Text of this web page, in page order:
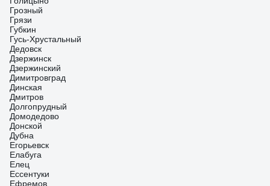
Грозный
Грязи
Губкин
Гусь-Хрустальный
Дедовск
Дзержинск
Дзержинский
Димитровград
Динская
Дмитров
Долгопрудный
Домодедово
Донской
Дубна
Егорьевск
Елабуга
Елец
Ессентуки
Ефремов